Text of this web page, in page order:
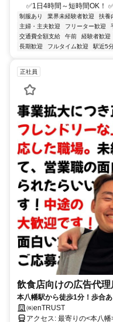
✅1日4時間～短時間OK！
制服あり 業界未経験者歓迎 扶養
主婦・主夫歓迎
フリーター歓迎
交通費全額支給
午前 経験者歓迎
長期歓迎
フルタイム歓迎 駅近5
正社員
飲食店向けの広告代理
本八幡駅から徒歩1分！歩合
㈱enTRUST
アクセス: 最寄りの<本八幡>駅から徒歩約1分の距離です。 勤務地へ